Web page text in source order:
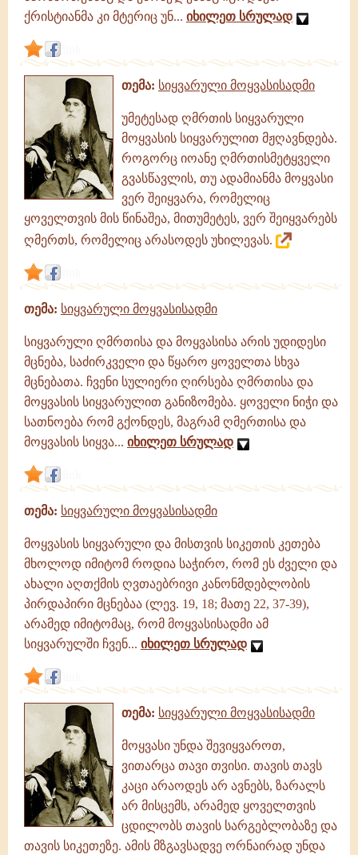
ქრისტიანმა კი მტერიც უნ... იხილეთ სრულად
თემა: სიყვარული მოყვასისადმი
უმეტესად ღმრთის სიყვარული
მოყვასის სიყვარულით მჟღავნდება.
როგორც იოანე ღმრთისმეტყველი
გვასწავლის, თუ ადამიანმა მოყვასი
ვერ შეიყვარა, რომელიც
ყოველთვის მის წინაშეა, მითუმეტეს, ვერ შეიყვარებს
ღმერთს, რომელიც არასოდეს უხილევას.
თემა: სიყვარული მოყვასისადმი
სიყვარული ღმრთისა და მოყვასისა არის უდიდესი
მცნება, საძირკველი და წყარო ყოველთა სხვა
მცნებათა. ჩვენი სულიერი ღირსება ღმრთისა და
მოყვასის სიყვარულით განიზომება. ყოველი ნიჭი და
სათნოება რომ გქონდეს, მაგრამ ღმერთისა და
მოყვასის სიყვა... იხილეთ სრულად
თემა: სიყვარული მოყვასისადმი
მოყვასის სიყვარული და მისთვის სიკეთის კეთება
მხოლოდ იმიტომ როდია საჭირო, რომ ეს ძველი და
ახალი აღთქმის ღვთაებრივი კანონმდებლობის
პირდაპირი მცნებაა (ლევ. 19, 18; მათე 22, 37-39),
არამედ იმიტომაც, რომ მოყვასისადმი ამ
სიყვარულში ჩვენ... იხილეთ სრულად
თემა: სიყვარული მოყვასისადმი
მოყვასი უნდა შევიყვაროთ,
ვითარცა თავი თვისი. თავის თავს
კაცი არაოდეს არ ავნებს, ზარალს
არ მისცემს, არამედ ყოველთვის
ცდილობს თავის სარგებლობაზე და
თავის სიკეთეზე. ამის მზგავსადვე ორნაირად უნდა